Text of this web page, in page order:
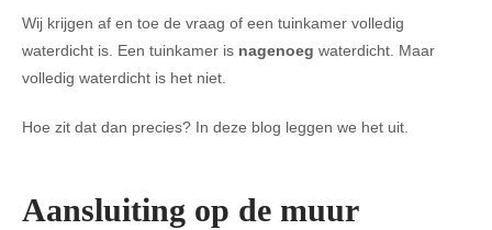
Wij krijgen af en toe de vraag of een tuinkamer volledig
waterdicht is. Een tuinkamer is nagenoeg waterdicht. Maar
volledig waterdicht is het niet.
Hoe zit dat dan precies? In deze blog leggen we het uit.
Aansluiting op de muur